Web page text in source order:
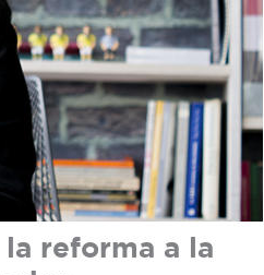
reforma a la